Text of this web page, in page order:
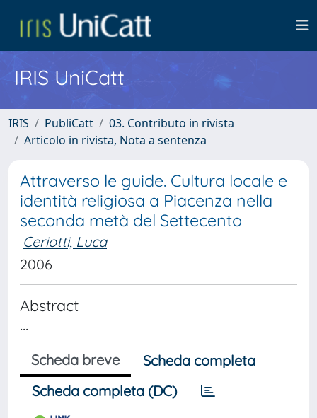
IRIS UniCatt
IRIS PubliCatt
03. Contributo in rivista
Articolo in rivista, Nota a sentenza
Attraverso le guide. Cultura locale e
identità religiosa a Piacenza nella
seconda metà del Settecento
Ceriotti, Luca
2006
Abstract
...
Scheda breve
Scheda completa
Scheda completa (DC)